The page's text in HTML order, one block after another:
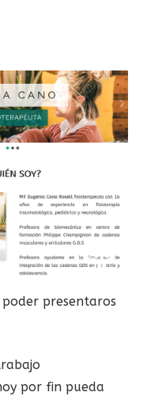
presentaros
por fin pueda